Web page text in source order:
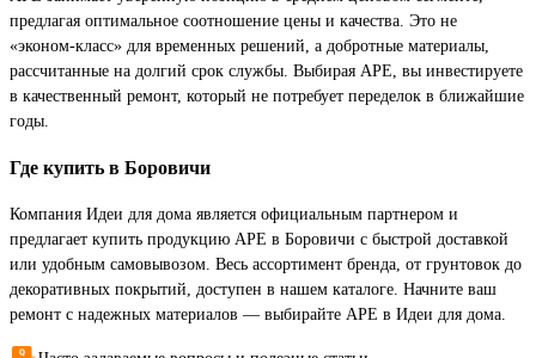
предлагая оптимальное соотношение цены и качества. Это не
«эконом-класс» для временных решений, а добротные материалы,
рассчитанные на долгий срок службы. Выбирая APE, вы инвестируете
в качественный ремонт, который не потребует переделок в ближайшие
годы.
Где купить в Боровичи
Компания Идеи для дома является официальным партнером и
предлагает купить продукцию APE в Боровичи с быстрой доставкой
или удобным самовывозом. Весь ассортимент бренда, от грунтовок до
декоративных покрытий, доступен в нашем каталоге. Начните ваш
ремонт с надежных материалов — выбирайте APE в Идеи для дома.